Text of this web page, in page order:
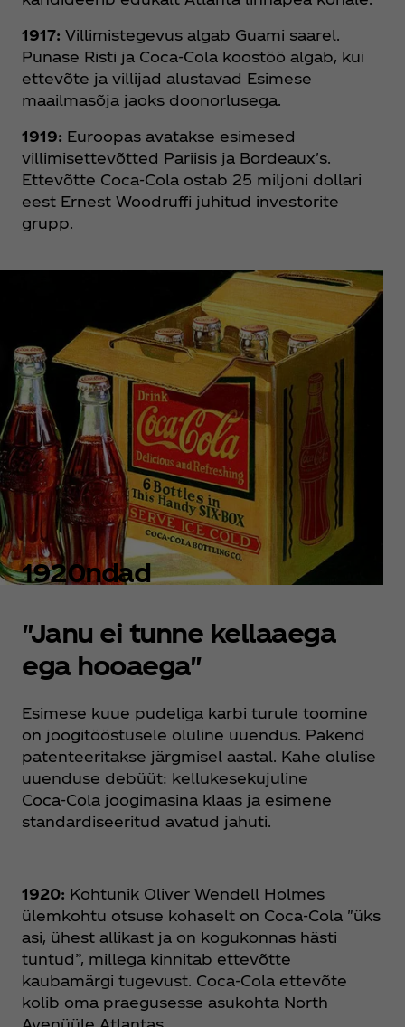
1917: Villimistegevus algab Guami saarel.
Punase Risti ja Coca‑Cola koostöö algab, kui
ettevõte ja villijad alustavad Esimese
maailmasõja jaoks doonorlusega.
1919: Euroopas avatakse esimesed
villimisettevõtted Pariisis ja Bordeaux's.
Ettevõtte Coca‑Cola ostab 25 miljoni dollari
eest Ernest Woodruffi juhitud investorite
grupp.
1920ndad
"Janu ei tunne kellaaega
ega hooaega"
Esimese kuue pudeliga karbi turule toomine
on joogitööstusele oluline uuendus. Pakend
patenteeritakse järgmisel aastal. Kahe olulise
uuenduse debüüt: kellukesekujuline
Coca‑Cola joogimasina klaas ja esimene
standardiseeritud avatud jahuti.
1920: Kohtunik Oliver Wendell Holmes
ülemkohtu otsuse kohaselt on Coca‑Cola "üks
asi, ühest allikast ja on kogukonnas hästi
tuntud”, millega kinnitab ettevõtte
kaubamärgi tugevust. Coca‑Cola ettevõte
kolib oma praegusesse asukohta North
Avenüüle Atlantas.